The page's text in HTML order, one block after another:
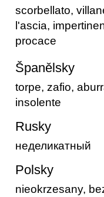
scorbellato,
l'ascia,
procace
Španělsky
torpe, zafio,
insolente
Rusky
неделикатный
Polsky
nieokrzesany,